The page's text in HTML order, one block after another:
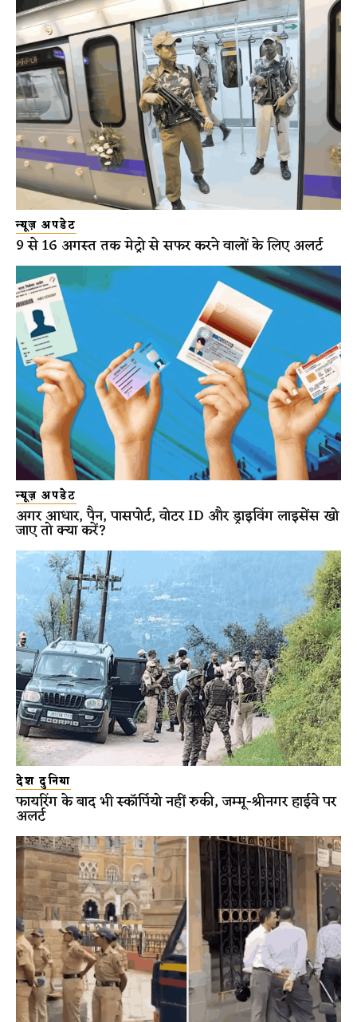
न्यूज़ अपडेट
9 से 16 अगस्त तक मेट्रो से सफर करने वालों के लिए अलर्ट
न्यूज़ अपडेट
अगर आधार, पैन, पासपोर्ट, वोटर ID और ड्राइविंग लाइसेंस खो
जाए तो क्या करें?
देश दुनिया
फायरिंग के बाद भी स्कॉर्पियो नहीं रुकी, जम्मू-श्रीनगर हाईवे पर
अलर्ट